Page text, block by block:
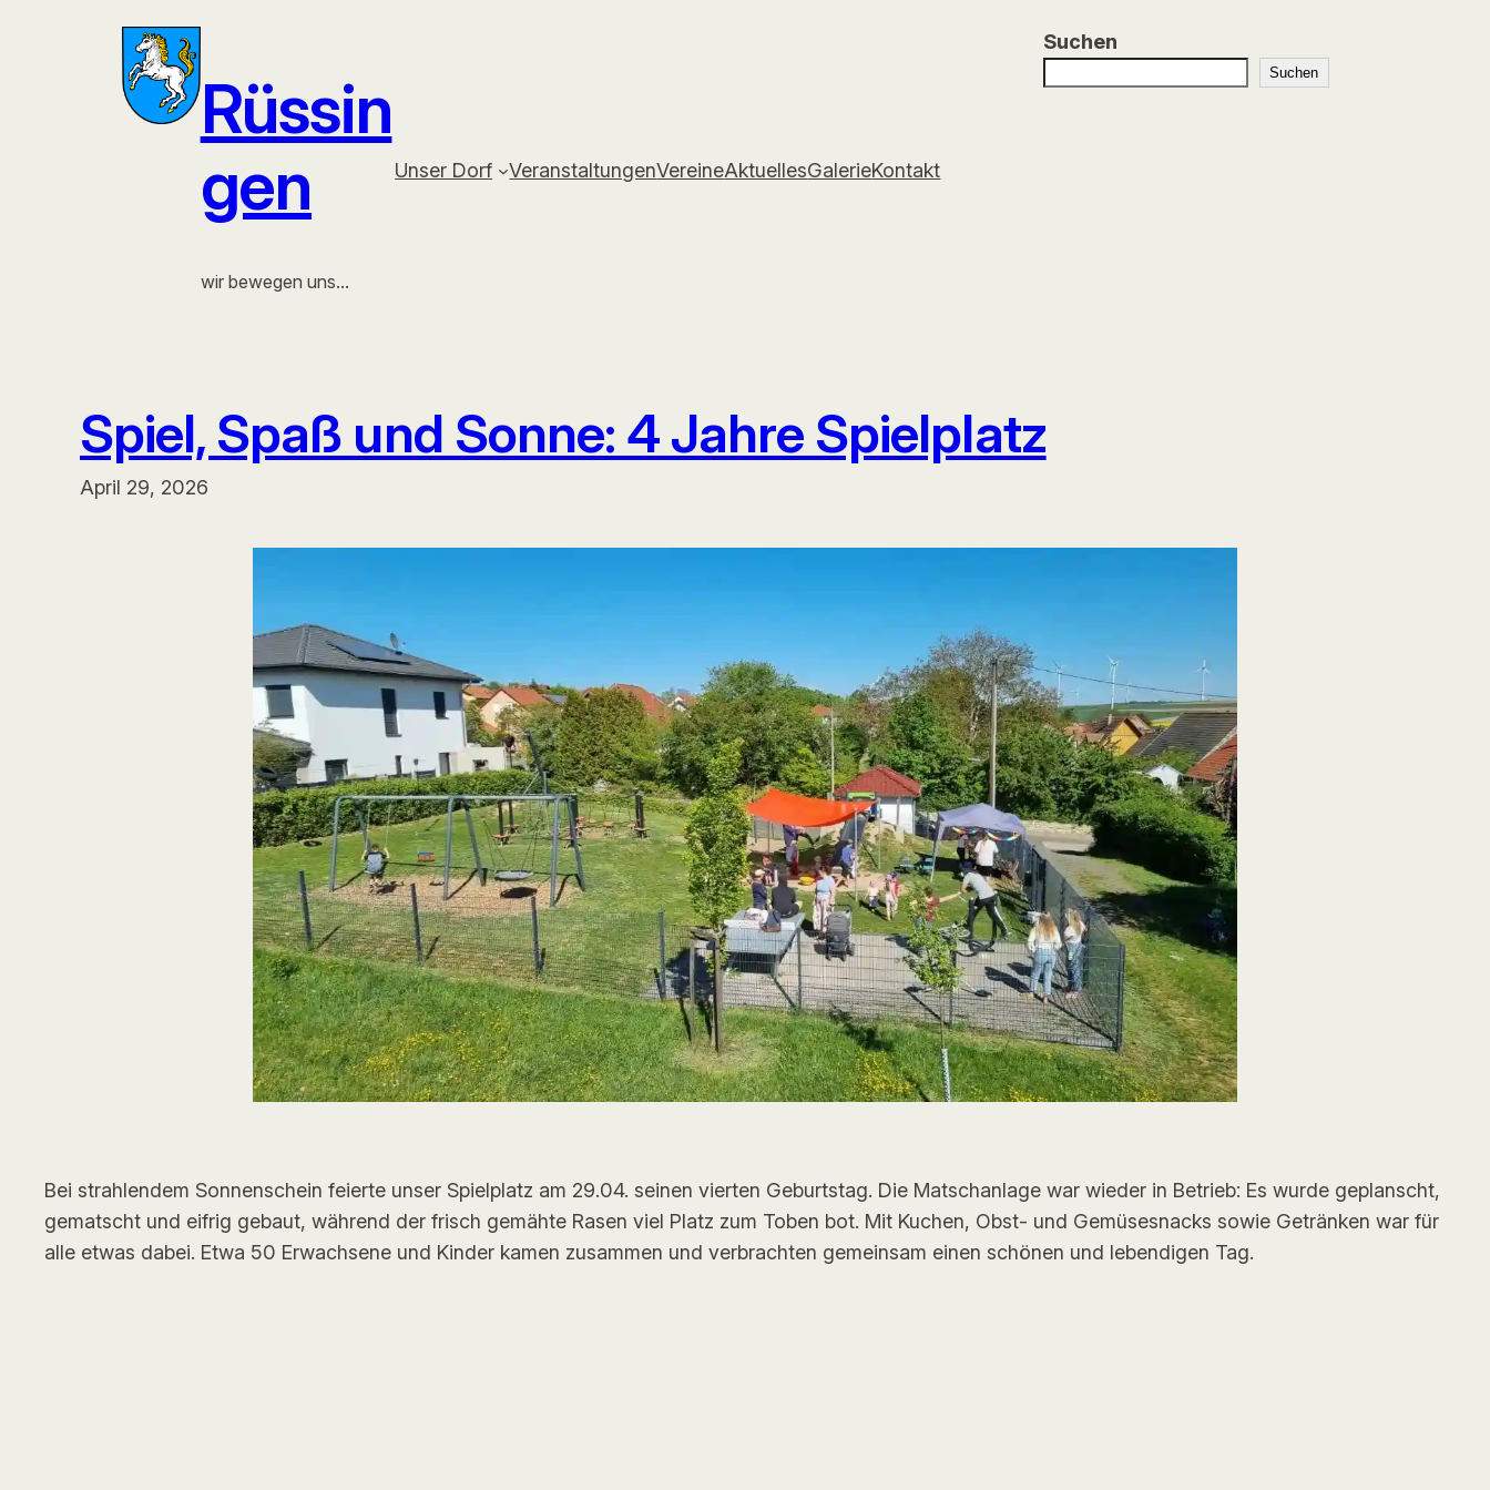
Rüssin
gen
wir bewegen uns…
Unser Dorf VeranstaltungenVereineAktuellesGalerieKontakt
Suchen
Suchen
Spiel, Spaß und Sonne: 4 Jahre Spielplatz
April 29, 2026
Bei strahlendem Sonnenschein feierte unser Spielplatz am 29.04. seinen vierten Geburtstag. Die Matschanlage war wieder in Betrieb: Es wurde geplanscht,
gematscht und eifrig gebaut, während der frisch gemähte Rasen viel Platz zum Toben bot. Mit Kuchen, Obst- und Gemüsesnacks sowie Getränken war für
alle etwas dabei. Etwa 50 Erwachsene und Kinder kamen zusammen und verbrachten gemeinsam einen schönen und lebendigen Tag.